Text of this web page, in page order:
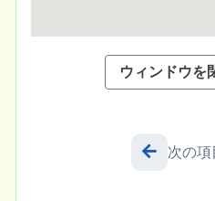
ウィンドウを
次の項